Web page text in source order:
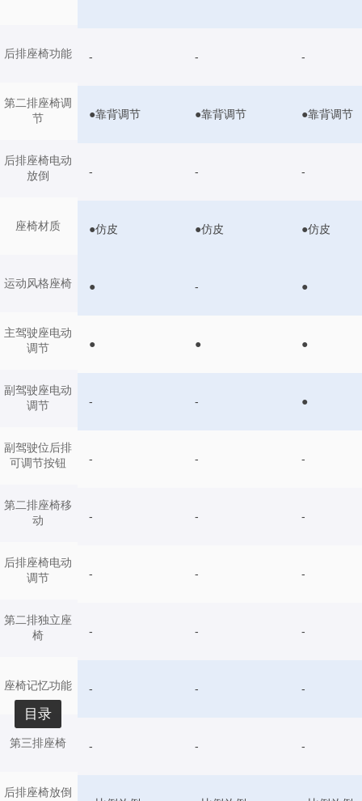
后排座椅功能
第二排座椅调
节
后排座椅电动
放倒
座椅材质
运动风格座椅
主驾驶座电动
调节
副驾驶座电动
调节
副驾驶位后排
可调节按钮
第二排座椅移
动
后排座椅电动
调节
第二排独立座
椅
座椅记忆功能
第三排座椅
后排座椅放倒
- - -
●靠背调节 ●靠背调节 ●靠背调节
- - -
●仿皮 ●仿皮 ●仿皮
● - ●
● ● ●
- - ●
- - -
- - -
- - -
- - -
- - -
- - -
目录